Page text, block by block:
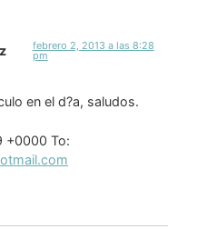
febrero 2, 2013 a las 8:28
pm
en el d?a, saludos.
+0000 To: